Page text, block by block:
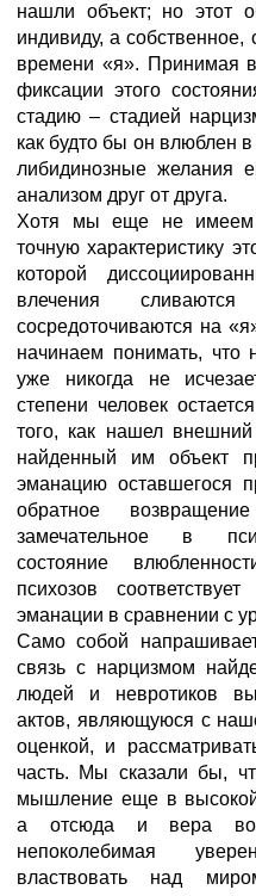
нашли объект; но этот
индивиду, а собственное,
времени «я». Принимая
фиксации этого
стадию – стадией
как будто бы он влюблен
либидинозные желания
анализом друг от друга.
Хотя мы еще не имеем
точную характеристику
которой
влечения
сосредоточиваются на
начинаем понимать, что
уже никогда не
степени человек
того, как нашел
найденный им объект
эманацию оставшегося
обратное
замечательное в
состояние
психозов
эманации в сравнении с
Само собой
связь с нарцизмом
людей и невротиков
актов, являющуюся с
оценкой, и
часть. Мы сказали бы,
мышление еще в высокой
а отсюда и вера во
непоколебимая
властвовать над